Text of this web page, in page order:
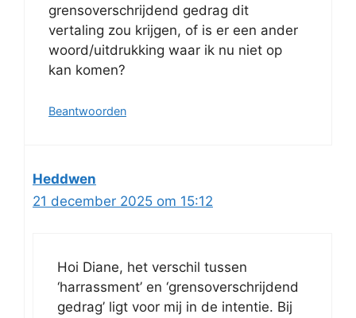
grensoverschrijdend gedrag dit
vertaling zou krijgen, of is er een ander
woord/uitdrukking waar ik nu niet op
kan komen?
Beantwoorden
Heddwen
21 december 2025 om 15:12
Hoi Diane, het verschil tussen
‘harrassment’ en ‘grensoverschrijdend
gedrag’ ligt voor mij in de intentie. Bij